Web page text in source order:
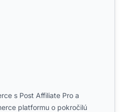
s Post Affiliate Pro a
platformu o pokročilú